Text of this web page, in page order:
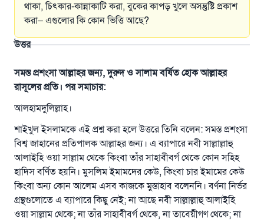
থাকা, চিৎকার-কান্নাকাটি করা, বুকের কাপড় খুলে অসন্তুষ্টি প্রকাশ
করা– এগুলোর কি কোন ভিত্তি আছে?
উত্তর
সমস্ত প্রশংসা আল্লাহর জন্য, দুরুদ ও সালাম বর্ষিত হোক আল্লাহর
রাসূলের প্রতি। পর সমাচার:
আলহামদুলিল্লাহ।
শাইখুল ইসলামকে এই প্রশ্ন করা হলে উত্তরে তিনি বলেন: সমস্ত প্রশংসা
বিশ্ব জাহানের প্রতিপালক আল্লাহর জন্য। এ ব্যাপারে নবী সাল্লাল্লাহু
আলাইহি ওয়া সাল্লাম থেকে কিংবা তাঁর সাহাবীবর্গ থেকে কোন সহিহ
হাদিস বর্ণিত হয়নি। মুসলিম ইমামদের কেউ, কিংবা চার ইমামের কেউ
কিংবা অন্য কোন আলেম এসব কাজকে মুস্তাহাব বলেননি। বর্ণনা নির্ভর
গ্রন্থগুলোতে এ ব্যাপারে কিছু নেই; না আছে নবী সাল্লাল্লাহু আলাইহি
ওয়া সাল্লাম থেকে; না তাঁর সাহাবীবর্গ থেকে, না তাবেয়ীগণ থেকে; না